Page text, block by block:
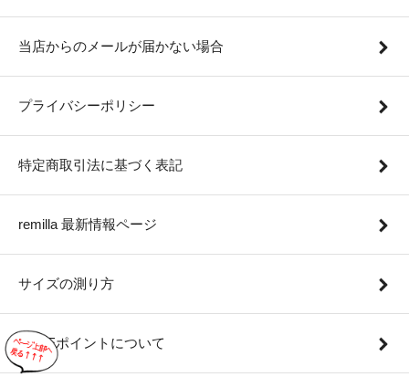
当店からのメールが届かない場合
プライバシーポリシー
特定商取引法に基づく表記
remilla 最新情報ページ
サイズの測り方
REVEポイントについて